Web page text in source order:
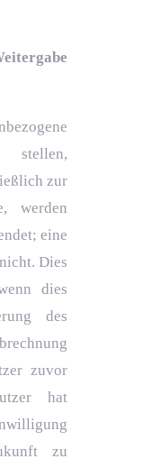
zur
werden
eine
Dies
dies
des
zuvor
hat
zu